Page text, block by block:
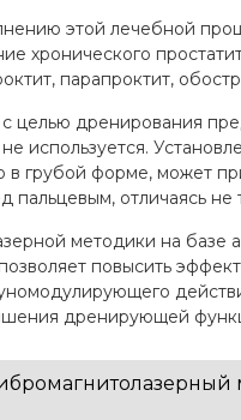
этой лечебной
хронического
парапроктит,
целью дренирования
используется.
грубой форме, может
отличаясь
методики на базе
повысить
дренирующей